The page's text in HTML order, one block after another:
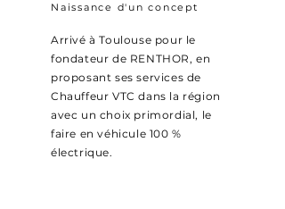
Naissance d'un concept
Arrivé à Toulouse pour le
fondateur de RENTHOR, en
proposant ses services de
Chauffeur VTC dans la région
avec un choix primordial, le
faire en véhicule 100 %
électrique.